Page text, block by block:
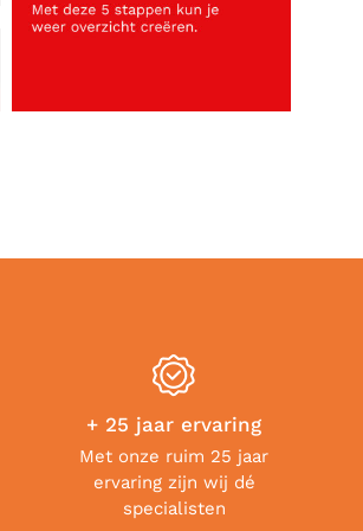
+ 25 jaar ervaring
Met onze ruim 25 jaar
ervaring zijn wij dé
specialisten